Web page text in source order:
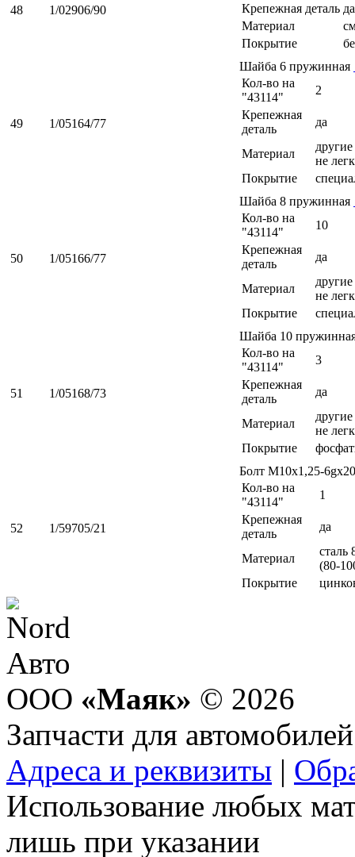
48 1/02906/90
Крепежная деталь да
Материал
Покрытие
49 1/05164/77
Шайба 6 пружинная
Кол-во на
"43114"
2
Крепежная
деталь
да
Материал
не
Покрытие
50 1/05166/77
Шайба 8 пружинная
Кол-во на
"43114"
10
Крепежная
деталь
да
Материал
не
Покрытие
51 1/05168/73
Шайба 10
Кол-во на
"43114"
3
Крепежная
деталь
да
Материал
не
Покрытие
52 1/59705/21
Болт М10х1,25-
Кол-во на
"43114"
1
Крепежная
деталь
да
Материал
сталь
(80-
Покрытие
ООО «Маяк» © 2026
Запчасти для автомобилей
Адреса и реквизиты |
Использование любых
лишь при указании